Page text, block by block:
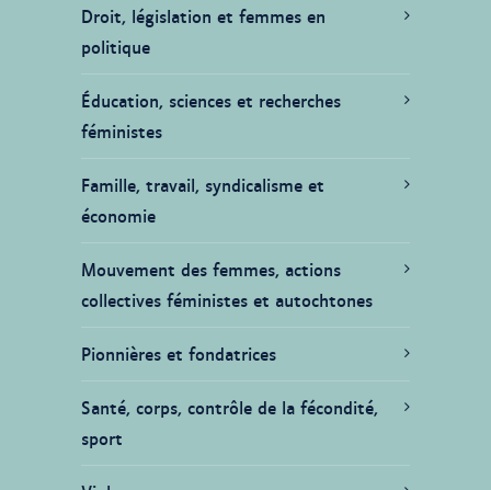
Droit, législation et femmes en
politique
Éducation, sciences et recherches
féministes
Famille, travail, syndicalisme et
économie
Mouvement des femmes, actions
collectives féministes et autochtones
Pionnières et fondatrices
Santé, corps, contrôle de la fécondité,
sport